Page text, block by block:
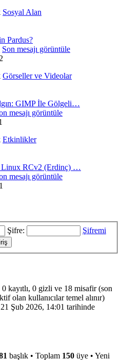
Sosyal Alan
Pardus?
Son mesajı görüntüle
Görseller ve Videolar
GIMP İle Gölgeli…
mesajı görüntüle
Etkinlikler
Linux RCv2 (Erdinç) …
mesajı görüntüle
Şifre:
Şifremi
kayıtlı, 0 gizli ve 18 misafir (son
olan kullanıcılar temel alınır)
Şub 2026, 14:01 tarihinde
başlık • Toplam 150 üye • Yeni